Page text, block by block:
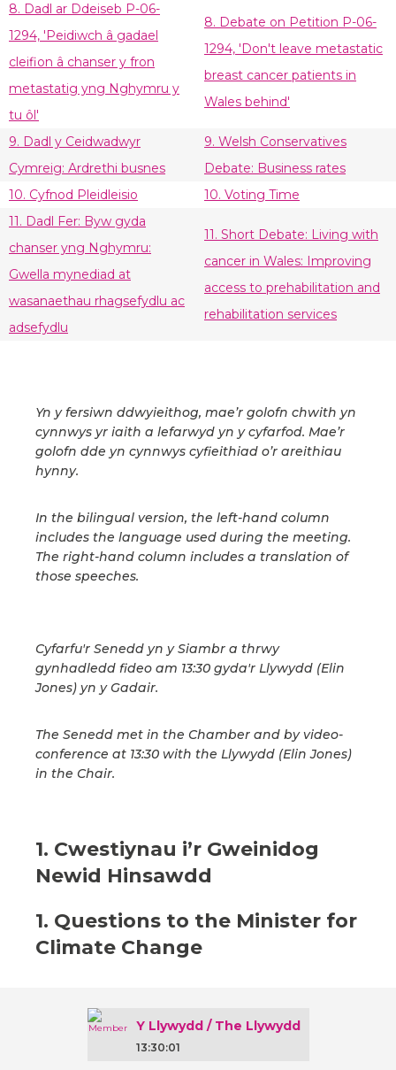
8. Dadl ar Ddeiseb P-06-
1294, 'Peidiwch â gadael
cleifion â chanser y fron
metastatig yng Nghymru y
tu ôl'
8. Debate on Petition P-06-
1294, 'Don't leave metastatic
breast cancer patients in
Wales behind'
9. Dadl y Ceidwadwyr
Cymreig: Ardrethi busnes
9. Welsh Conservatives
Debate: Business rates
10. Cyfnod Pleidleisio
10. Voting Time
11. Dadl Fer: Byw gyda
chanser yng Nghymru:
Gwella mynediad at
wasanaethau rhagsefydlu ac
adsefydlu
11. Short Debate: Living with
cancer in Wales: Improving
access to prehabilitation and
rehabilitation services
Yn y fersiwn ddwyieithog, mae’r golofn chwith yn
cynnwys yr iaith a lefarwyd yn y cyfarfod. Mae’r
golofn dde yn cynnwys cyfieithiad o’r areithiau
hynny.
In the bilingual version, the left-hand column
includes the language used during the meeting.
The right-hand column includes a translation of
those speeches.
Cyfarfu'r Senedd yn y Siambr a thrwy
gynhadledd fideo am 13:30 gyda'r Llywydd (Elin
Jones) yn y Gadair.
The Senedd met in the Chamber and by video-
conference at 13:30 with the Llywydd (Elin Jones)
in the Chair.
1. Cwestiynau i’r Gweinidog
Newid Hinsawdd
1. Questions to the Minister for
Climate Change
Y Llywydd / The Llywydd
13:30:01